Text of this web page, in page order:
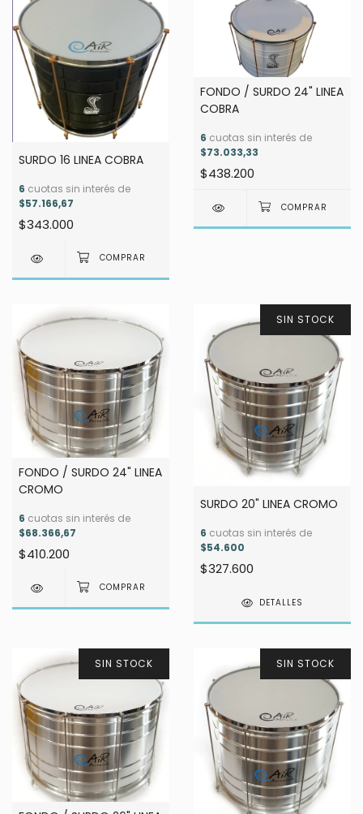
SURDO 16 LINEA COBRA
6 cuotas sin interés de
$57.166,67
$343.000
FONDO / SURDO 24" LINEA
COBRA
6 cuotas sin interés de
$73.033,33
$438.200
FONDO / SURDO 24" LINEA
CROMO
6 cuotas sin interés de
$68.366,67
$410.200
SIN STOCK
SURDO 20" LINEA CROMO
6 cuotas sin interés de
$54.600
$327.600
DETALLES
SIN STOCK SIN STOCK